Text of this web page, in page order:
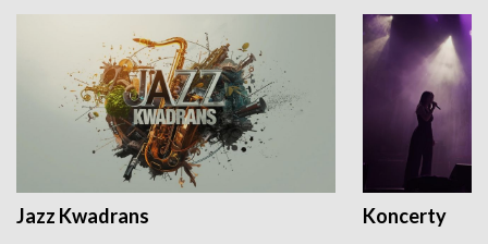
Jazz Kwadrans Koncerty